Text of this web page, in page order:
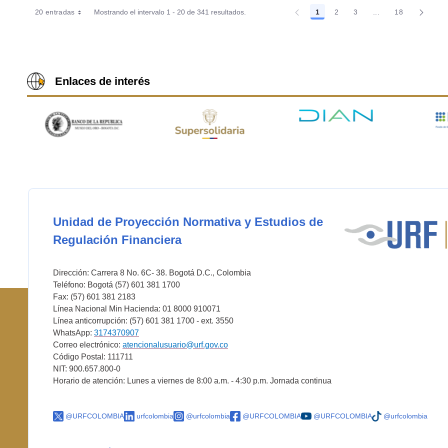
20 entradas Mostrando el intervalo 1 - 20 de 341 resultados. Página
1 Página
2 Página
3 Páginas intermedias
Página
18
Enlaces de interés
Unidad de Proyección Normativa y Estudios de
Regulación Financiera
Dirección: Carrera 8 No. 6C- 38. Bogotá D.C., Colombia
Teléfono: Bogotá (57) 601 381 1700
Fax: (57) 601 381 2183
Línea Nacional Min Hacienda: 01 8000 910071
Línea anticorrupción: (57) 601 381 1700 - ext. 3550
WhatsApp: 3174370907
Correo electrónico: atencionalusuario@urf.gov.co
Código Postal: 111711
NIT: 900.657.800-0
Horario de atención: Lunes a viernes de 8:00 a.m. - 4:30 p.m. Jornada continua
@URFCOLOMBIA urfcolombia @urfcolombia @URFCOLOMBIA @URFCOLOMBIA @urfcolombia